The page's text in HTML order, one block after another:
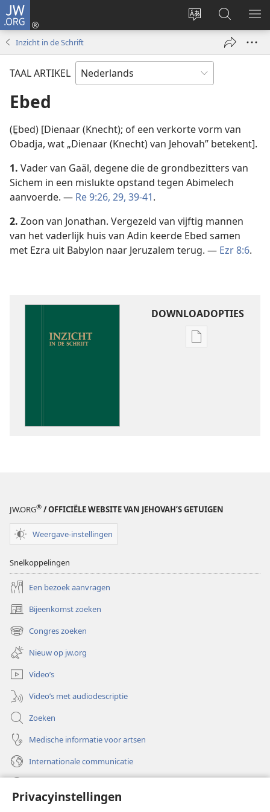
Privacyinstellingen
JW.ORG
Taal
wijzigen
Inloggen
(opent
Zoeken
op
JW.ORG
Inzicht in de Schrift
TAAL ARTIKEL
Ebed
(E̱bed) [Dienaar (Knecht); of een verkorte vorm van
Obadja, wat „Dienaar (Knecht) van Jehovah” betekent].
1. Vader van Gaäl, degene die de grondbezitters van
Sichem in een mislukte opstand tegen Abimelech
aanvoerde. — Re 9:26, 29, 39-41.
2. Zoon van Jonathan. Vergezeld van vijftig mannen
van het vaderlijk huis van Adin keerde Ebed samen
met Ezra uit Babylon naar Jeruzalem terug. — Ezr 8:6.
DOWNLOADOPTIES
JW.ORG® / OFFICIËLE WEBSITE VAN JEHOVAH’S GETUIGEN
Weergave-instellingen
Snelkoppelingen
Een bezoek aanvragen
Bijeenkomst zoeken
(opent
nieuw
venster)
Congres zoeken
(opent
nieuw
venster)
Nieuw op jw.org
Video’s
Video’s met audiodescriptie
Zoeken
Medische informatie voor artsen
Internationale communicatie